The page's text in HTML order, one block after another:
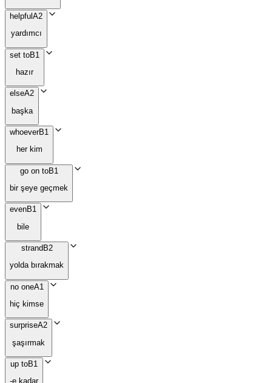
helpful A2
yardımcı
set toB1
hazır
elseA2
başka
whoeverB1
her kim
go on toB1
bir şeye geçmek
evenB1
bile
strand B2
yolda bırakmak
no oneA1
hiç kimse
surpriseA2
şaşırmak
up toB1
-e kadar